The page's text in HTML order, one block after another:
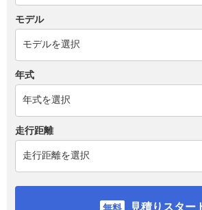
モデル
年式
走行距離
見積りスター